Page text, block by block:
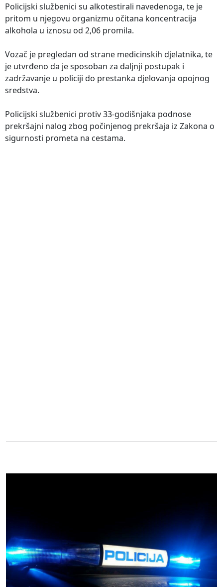
Policijski službenici su alkotestirali navedenoga, te je
pritom u njegovu organizmu očitana koncentracija
alkohola u iznosu od 2,06 promila.
Vozač je pregledan od strane medicinskih djelatnika, te
je utvrđeno da je sposoban za daljnji postupak i
zadržavanje u policiji do prestanka djelovanja opojnog
sredstva.
Policijski službenici protiv 33-godišnjaka podnose
prekršajni nalog zbog počinjenog prekršaja iz Zakona o
sigurnosti prometa na cestama.